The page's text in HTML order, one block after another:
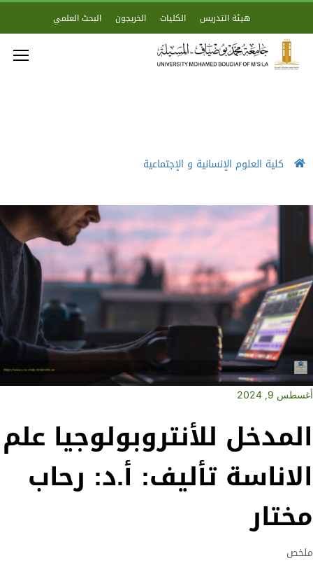
هيئة التدريس الكليات الخريجون البحث العلمي
كلية العلوم الإنسانية و الإجتماعية
أغسطس 9, 2024
المدخل للأنتروبولوجيا علم
الاناسة تأليف: أ.د: رحاب
مختار
ملخص